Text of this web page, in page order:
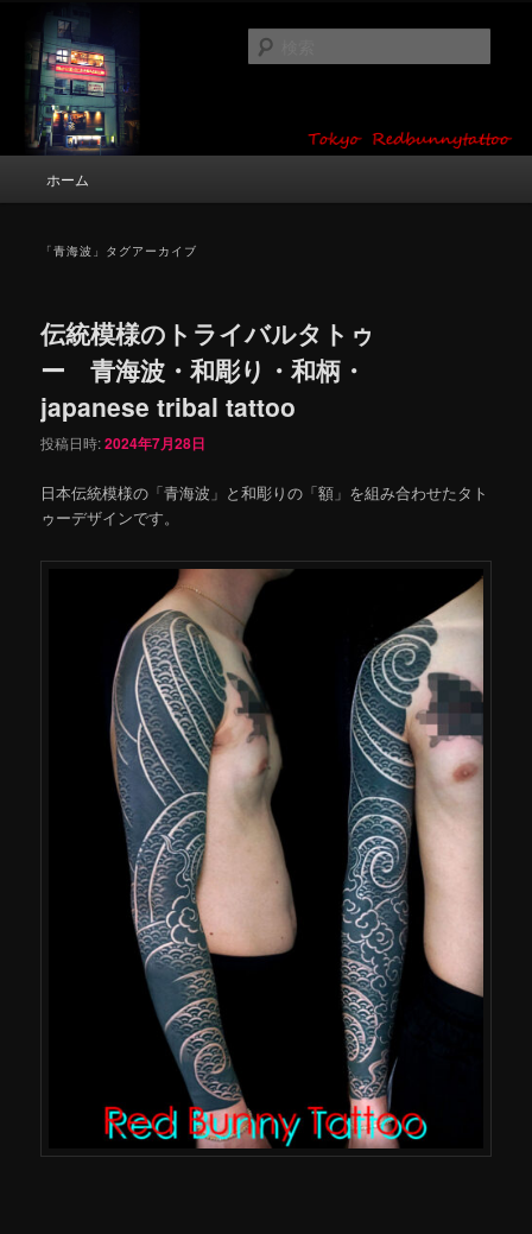
ン
ツ
東京 タトゥースタジオ 吉祥寺 Red
Bunny Tattoo タトゥーデザイン・タ
トゥー画像
タトゥーデザイン・画像の紹介（和彫り・ワンポイント・girl tattoo）
ホーム
「青海波 」タグアーカイブ
伝統模様のトライバルタトゥ
ー 青海波・和彫り・和柄・
japanese tribal tattoo
投稿日時:2024年7月28日
日本伝統模様の「青海波」と和彫りの「額」を組み合わせたタト
ゥーデザインです。